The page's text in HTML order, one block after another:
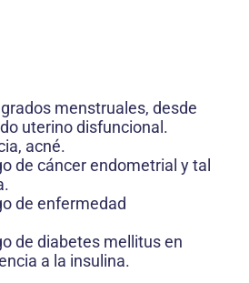
menstruales, desde
uterino disfuncional.
acné.
de cáncer endometrial y tal
de enfermedad
de diabetes mellitus en
a la insulina.